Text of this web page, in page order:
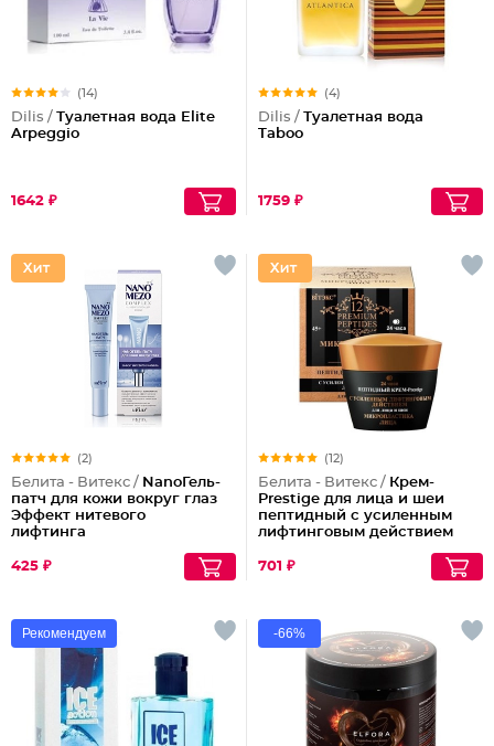
(14)
Dilis / Туалетная вода Elite
Arpeggio
1642 ₽
(4)
Dilis / Туалетная вода
Taboo
1759 ₽
(2)
Белита - Витекс / NanoГель-
патч для кожи вокруг глаз
Эффект нитевого
лифтинга
425 ₽
(12)
Белита - Витекс / Крем-
Prestige для лица и шеи
пептидный с усиленным
лифтинговым действием
701 ₽
Рекомендуем -66%